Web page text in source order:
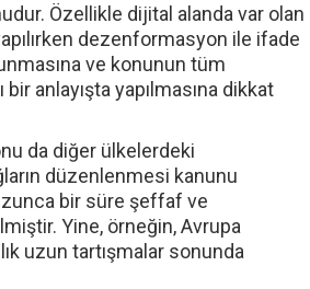
Özellikle dijital alanda var olan
dezenformasyon ile ifade
ve konunun tüm
anlayışta yapılmasına dikkat
da diğer ülkelerdeki
düzenlenmesi kanunu
bir süre şeffaf ve
Yine, örneğin, Avrupa
uzun tartışmalar sonunda